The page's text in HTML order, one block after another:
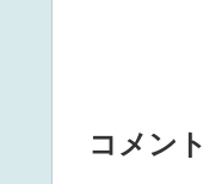
コメント